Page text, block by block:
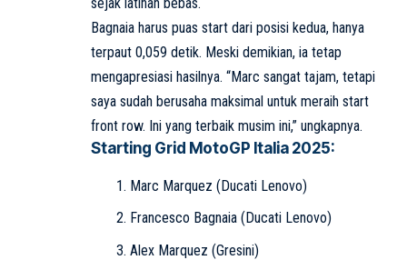
sejak latihan bebas.
Bagnaia harus puas start dari posisi kedua, hanya
terpaut 0,059 detik. Meski demikian, ia tetap
mengapresiasi hasilnya. “Marc sangat tajam, tetapi
saya sudah berusaha maksimal untuk meraih start
front row. Ini yang terbaik musim ini,” ungkapnya.
Starting Grid MotoGP Italia 2025:
Marc Marquez (Ducati Lenovo)
Francesco Bagnaia (Ducati Lenovo)
Alex Marquez (Gresini)